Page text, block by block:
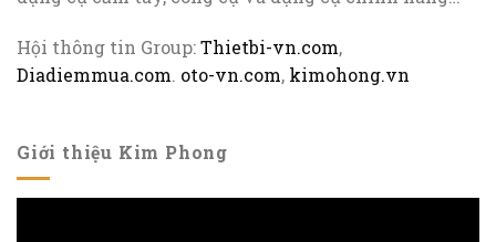
Hội thông tin Group:Thietbi-vn.com,
Diadiemmua.com. oto-vn.com, kimohong.vn
Giới thiệu Kim Phong